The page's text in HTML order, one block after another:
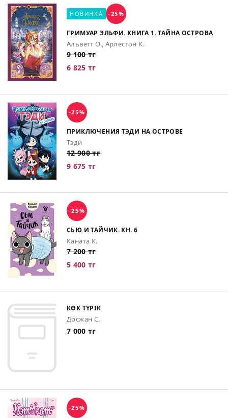
НОВИНКА -25%
ГРИМУАР ЭЛЬФИ. КНИГА 1. ТАЙНА ОСТРОВА
Альветт О., Арлестон К.
9 100 тг
6 825 тг
-25%
ПРИКЛЮЧЕНИЯ ТЭДИ НА ОСТРОВЕ
Тэди
12 900 тг
9 675 тг
-25%
СЬЮ И ТАЙЧИК. КН. 6
Каната К.
7 200 тг
5 400 тг
КӨК ТҮРІК
Досжан С.
7 000 тг
-25%